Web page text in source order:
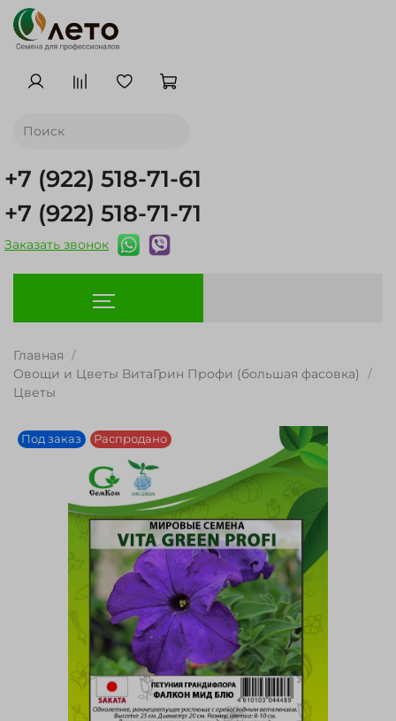
+7 (922) 518-71-61
+7 (922) 518-71-71
Заказать звонок
Главная
Овощи и Цветы ВитаГрин Профи (большая фасовка)
Цветы
Под заказ Распродано